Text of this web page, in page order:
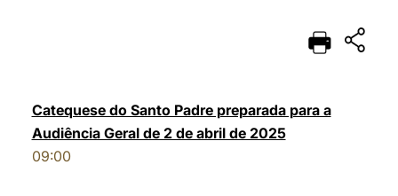
DEUTSCH
中文
Catequese do Santo Padre preparada para a
Audiência Geral de 2 de abril de 2025
09:00